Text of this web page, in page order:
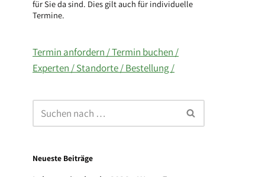
für Sie da sind. Dies gilt auch für individuelle
Termine.
Termin anfordern /Termin buchen /
Experten /Standorte /Bestellung /
Neueste Beiträge